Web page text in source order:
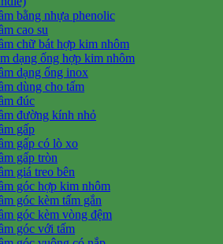
bằng nhựa phenolic
cao su
chữ bát hợp kim nhôm
dạng ống hợp kim nhôm
dạng ống inox
dùng cho tấm
đúc
đường kính nhỏ
gấp
gấp có lò xo
gấp tròn
giá treo bên
góc hợp kim nhôm
góc kèm tấm gắn
góc kèm vòng đệm
góc với tấm